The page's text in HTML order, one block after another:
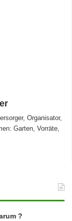
Organisator,
Garten, Vorräte,
?